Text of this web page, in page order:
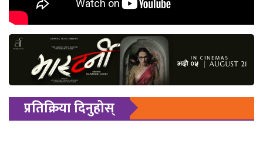
प्रतिक्रिया दिनुहोस्